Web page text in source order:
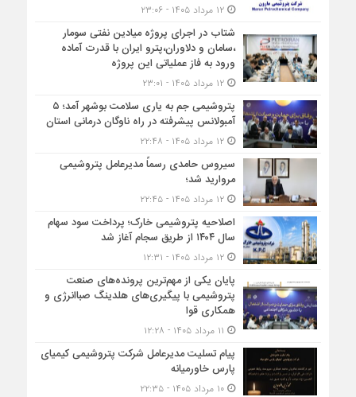
۱۲ مرداد ۱۴۰۵ - ۲۳:۰۶
شتاب در اجرای پروژه میادین نفتی سومار
،سامان و دلاوران،پترو ایران با قدرت آماده
ورود به فاز عملیاتی این پروژه
۱۲ مرداد ۱۴۰۵ - ۲۳:۰۱
پتروشیمی جم به یاری سلامت بوشهر آمد؛ ۵
آمبولانس پیشرفته در راه ناوگان درمانی استان
۱۲ مرداد ۱۴۰۵ - ۲۲:۴۸
سیروس حامدی رسماً مدیرعامل پتروشیمی
مروارید شد؛
۱۲ مرداد ۱۴۰۵ - ۲۲:۴۵
اصلاحیه پتروشیمی خارک؛ پرداخت سود سهام
سال ۱۴۰۴ از طریق سجام آغاز شد
۱۲ مرداد ۱۴۰۵ - ۱۲:۳۱
پایان یکی از مهم‌ترین پرونده‌های صنعت
پتروشیمی با پیگیری‌های هلدینگ صباانرژی و
همکاری قوا
پیام تسلیت مدیرعامل شرکت پتروشیمی کیمیای
پارس خاورمیانه
۱۰ مرداد ۱۴۰۵ - ۲۲:۳۵